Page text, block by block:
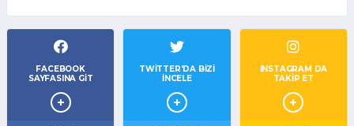
FACEBOOK
SAYFASINA GIT
TWITTER'DA BIZI
İNCELE
INSTAGRAM DA
TAKİP ET